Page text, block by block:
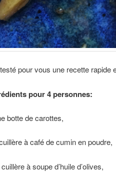
testé pour vous une recette rapide
pour 4 personnes:
botte de carottes,
à café de cumin en poudre,
à soupe d’huile d’olives,